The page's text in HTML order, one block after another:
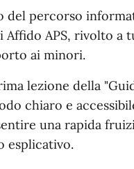
del percorso
Affido APS, rivolto a
ai minori.
lezione della
chiaro e
una rapida
esplicativo.